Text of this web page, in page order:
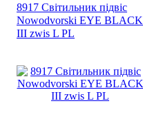
8917 Світильник підвіс
Nowodvorski EYE BLACK
III zwis L PL